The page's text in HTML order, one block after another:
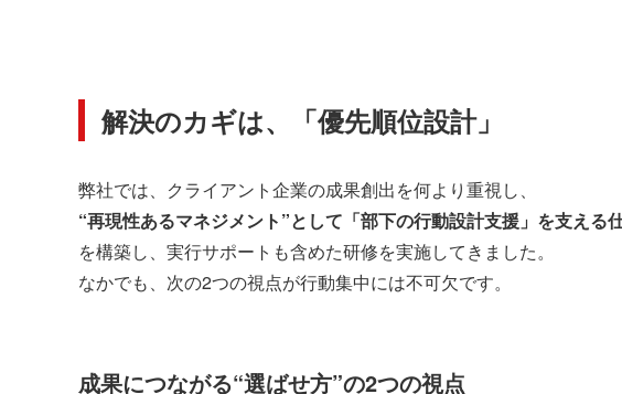
解決のカギは、「優先順位設計」
弊社では、クライアント企業の成果創出を何より重視し、
“再現性あるマネジメント”として「部下の行動設計支援」を支える
を構築し、実行サポートも含めた研修を実施してきました。
なかでも、次の2つの視点が行動集中には不可欠です。
成果につながる“選ばせ方”の2つの視点